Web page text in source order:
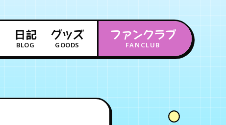
日記
BLOG
グッズ
GOODS
ファンクラブ
FANCLUB
ログイン